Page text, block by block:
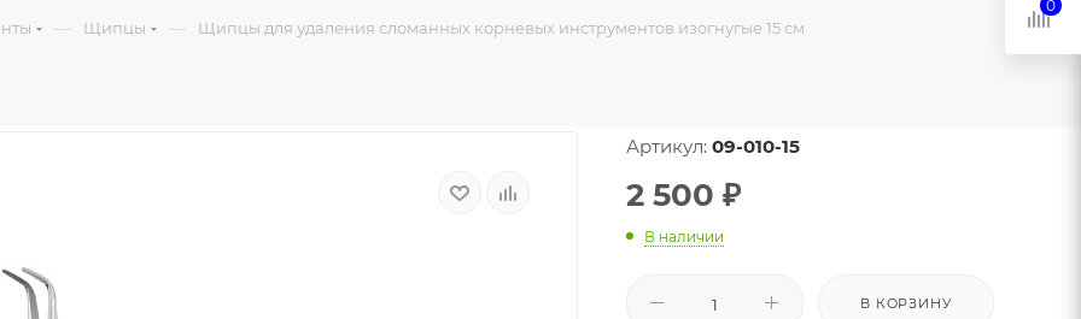
— Щипцы — Щипцы для удаления сломанных корневых инструментов изогнугые 15 см
Артикул: 09-010-15
2 500 ₽
В наличии
В КОРЗИНУ
0